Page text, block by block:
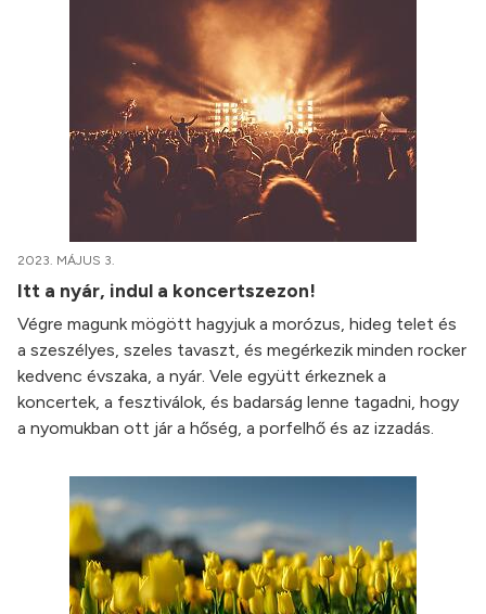
2023. MÁJUS 3.
Itt a nyár, indul a koncertszezon!
Végre magunk mögött hagyjuk a morózus, hideg telet és
a szeszélyes, szeles tavaszt, és megérkezik minden rocker
kedvenc évszaka, a nyár. Vele együtt érkeznek a
koncertek, a fesztiválok, és badarság lenne tagadni, hogy
a nyomukban ott jár a hőség, a porfelhő és az izzadás.